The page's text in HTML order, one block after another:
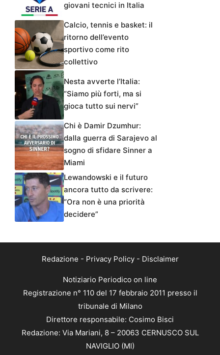
giovani tecnici in Italia
Calcio, tennis e basket: il
ritorno dell’evento
sportivo come rito
collettivo
Nesta avverte l’Italia:
“Siamo più forti, ma si
gioca tutto sui nervi”
Chi è Damir Dzumhur:
dalla guerra di Sarajevo al
sogno di sfidare Sinner a
Miami
Lewandowski e il futuro
ancora tutto da scrivere:
“Ora non è una priorità
decidere”
Redazione - Privacy Policy- Disclaimer
Notiziario Periodico on line
Registrazione n° 110 del 17 febbraio 2011 presso il
tribunale di Milano
Direttore responsabile: Cosimo Bisci
Redazione: Via Mariani, 8 – 20063 CERNUSCO SUL
NAVIGLIO (MI)